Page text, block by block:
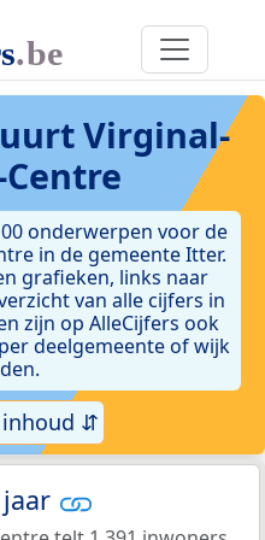
Virginal-
onderwerpen voor de
in de gemeente Itter.
grafieken, links naar
van alle cijfers in
zijn op AlleCijfers ook
deelgemeente of wijk
inhoud ⇵